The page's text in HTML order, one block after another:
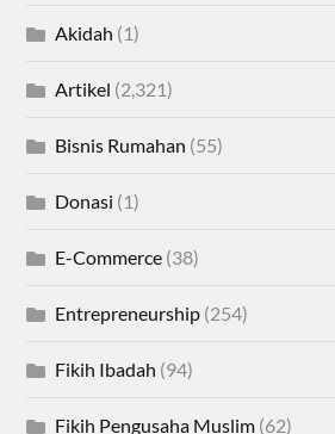
Akidah (1)
Artikel (2,321)
Bisnis Rumahan (55)
Donasi (1)
E-Commerce (38)
Entrepreneurship (254)
Fikih Ibadah (94)
Fikih Pengusaha Muslim (62)